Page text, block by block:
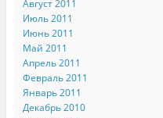
Август 2011
Июль 2011
Июнь 2011
Май 2011
Апрель 2011
Февраль 2011
Январь 2011
Декабрь 2010